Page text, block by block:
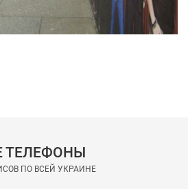
ТЕЛЕФОНЫ
ПО ВСЕЙ УКРАИНЕ